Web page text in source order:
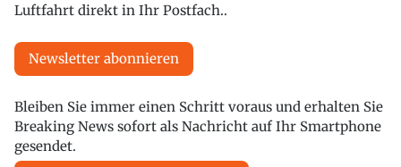
Luftfahrt direkt in Ihr Postfach..
Newsletter abonnieren
Bleiben Sie immer einen Schritt voraus und erhalten Sie
Breaking News sofort als Nachricht auf Ihr Smartphone
gesendet.